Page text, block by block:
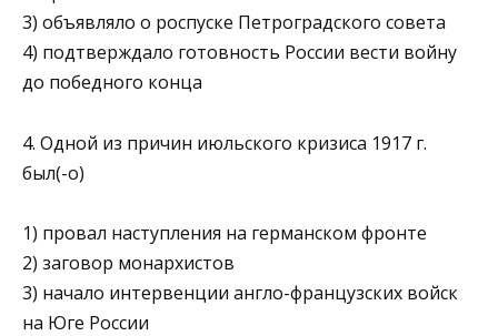
3) объявляло о роспуске Петроградского совета
4) подтверждало готовность России вести войну
до побед­ного конца
4. Одной из причин июльского кризиса 1917 г.
был(-о)
1) провал наступления на германском фронте
2) заговор монархистов
3) начало интервенции англо-французских войск
на Юге России